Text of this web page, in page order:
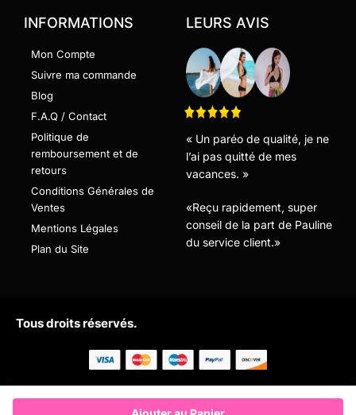
INFORMATIONS
Mon Compte
Suivre ma commande
Blog
F.A.Q / Contact
Politique de
remboursement et de
retours
Conditions Générales de
Ventes
Mentions Légales
Plan du Site
LEURS AVIS
« Un paréo de qualité, je ne
l’ai pas quitté de mes
vacances. »
«Reçu rapidement, super
conseil de la part de Pauline
du service client.»
Tous droits réservés.